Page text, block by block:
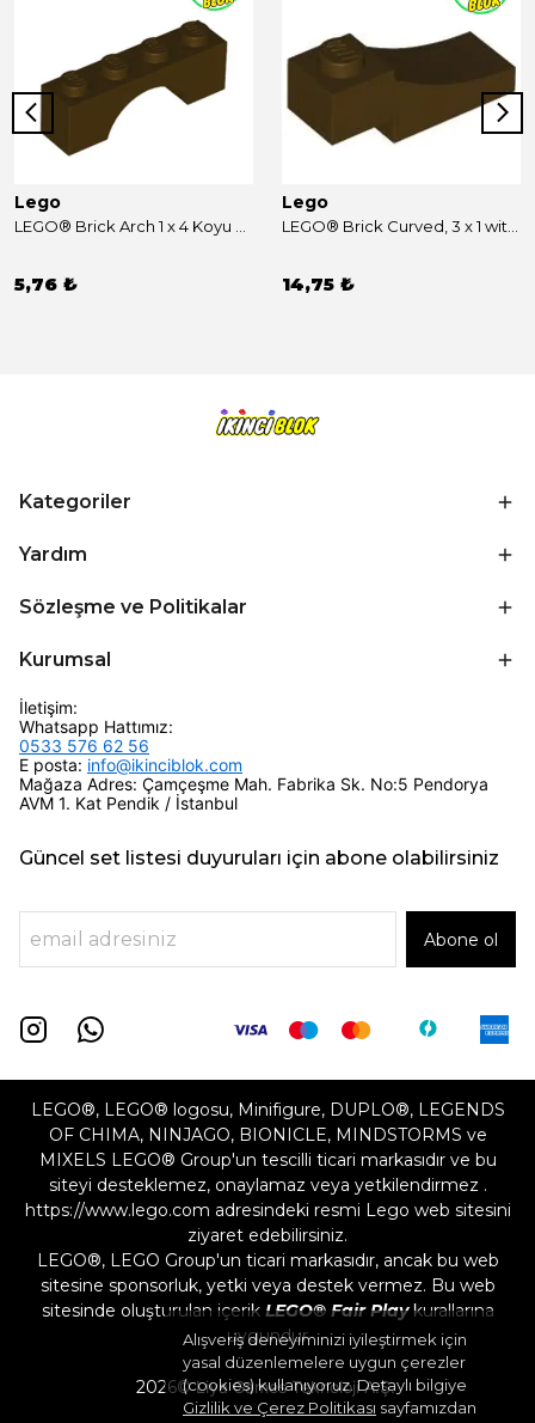
Alışveriş deneyiminizi iyileştirmek için
yasal düzenlemelere uygun çerezler
(cookies) kullanıyoruz. Detaylı bilgiye
Gizlilik ve Çerez Politikası sayfamızdan
Lego
5,76 ₺
Lego
14,75 ₺
Kategoriler
Yardım
Sözleşme ve Politikalar
Kurumsal
İletişim:
Whatsapp Hattımız:
0533 576 62 56
E posta: info@ikinciblok.com
Mağaza Adres: Çamçeşme Mah. Fabrika Sk. No:5 Pendorya
AVM 1. Kat Pendik / İstanbul
Güncel set listesi duyuruları için abone olabilirsiniz
Abone ol
LEGO®, LEGO® logosu, Minifigure, DUPLO®, LEGENDS
OF CHIMA, NINJAGO, BIONICLE, MINDSTORMS ve
MIXELS LEGO® Group'un tescilli ticari markasıdır ve bu
siteyi desteklemez, onaylamaz veya yetkilendirmez .
https://www.lego.com adresindeki resmi Lego web sitesini
ziyaret edebilirsiniz.
LEGO®, LEGO Group'un ticari markasıdır, ancak bu web
sitesine sponsorluk, yetki veya destek vermez. Bu web
sitesinde oluşturulan içerik LEGO® Fair Playkurallarına
uygundur
2026©Liya Games Teknoloji A.Ş.